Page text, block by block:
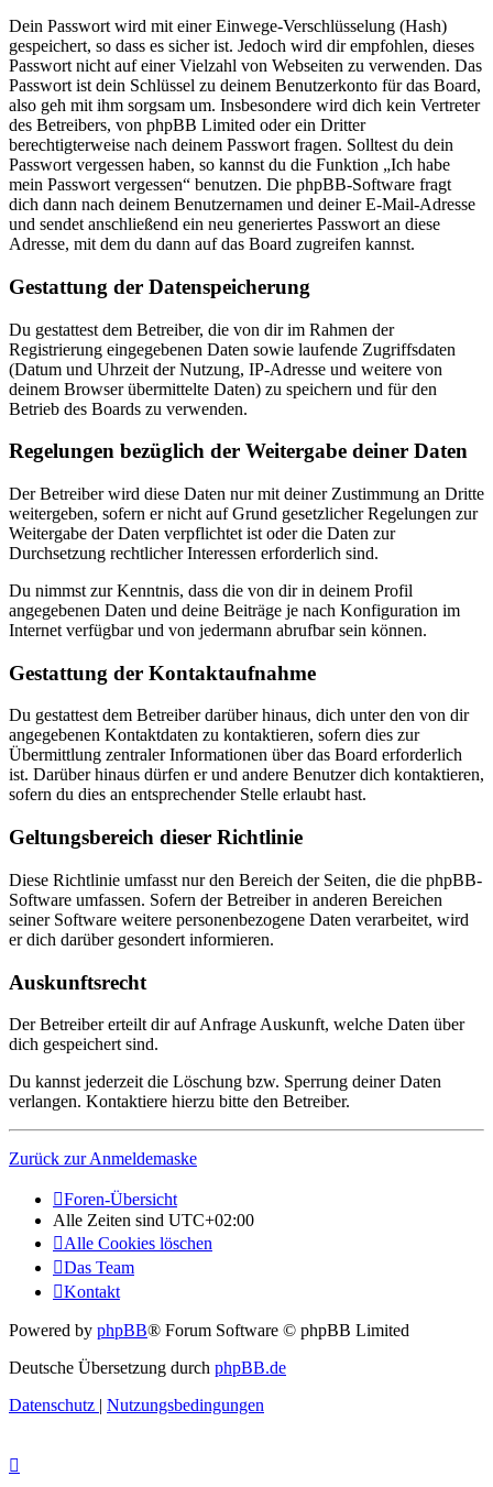
Dein Passwort wird mit einer Einwege-Verschlüsselung (Hash)
gespeichert, so dass es sicher ist. Jedoch wird dir empfohlen, dieses
Passwort nicht auf einer Vielzahl von Webseiten zu verwenden. Das
Passwort ist dein Schlüssel zu deinem Benutzerkonto für das Board,
also geh mit ihm sorgsam um. Insbesondere wird dich kein Vertreter
des Betreibers, von phpBB Limited oder ein Dritter
berechtigterweise nach deinem Passwort fragen. Solltest du dein
Passwort vergessen haben, so kannst du die Funktion „Ich habe
mein Passwort vergessen“ benutzen. Die phpBB-Software fragt
dich dann nach deinem Benutzernamen und deiner E-Mail-Adresse
und sendet anschließend ein neu generiertes Passwort an diese
Adresse, mit dem du dann auf das Board zugreifen kannst.
Gestattung der Datenspeicherung
Du gestattest dem Betreiber, die von dir im Rahmen der
Registrierung eingegebenen Daten sowie laufende Zugriffsdaten
(Datum und Uhrzeit der Nutzung, IP-Adresse und weitere von
deinem Browser übermittelte Daten) zu speichern und für den
Betrieb des Boards zu verwenden.
Regelungen bezüglich der Weitergabe deiner Daten
Der Betreiber wird diese Daten nur mit deiner Zustimmung an Dritte
weitergeben, sofern er nicht auf Grund gesetzlicher Regelungen zur
Weitergabe der Daten verpflichtet ist oder die Daten zur
Durchsetzung rechtlicher Interessen erforderlich sind.
Du nimmst zur Kenntnis, dass die von dir in deinem Profil
angegebenen Daten und deine Beiträge je nach Konfiguration im
Internet verfügbar und von jedermann abrufbar sein können.
Gestattung der Kontaktaufnahme
Du gestattest dem Betreiber darüber hinaus, dich unter den von dir
angegebenen Kontaktdaten zu kontaktieren, sofern dies zur
Übermittlung zentraler Informationen über das Board erforderlich
ist. Darüber hinaus dürfen er und andere Benutzer dich kontaktieren,
sofern du dies an entsprechender Stelle erlaubt hast.
Geltungsbereich dieser Richtlinie
Diese Richtlinie umfasst nur den Bereich der Seiten, die die phpBB-
Software umfassen. Sofern der Betreiber in anderen Bereichen
seiner Software weitere personenbezogene Daten verarbeitet, wird
er dich darüber gesondert informieren.
Auskunftsrecht
Der Betreiber erteilt dir auf Anfrage Auskunft, welche Daten über
dich gespeichert sind.
Du kannst jederzeit die Löschung bzw. Sperrung deiner Daten
verlangen. Kontaktiere hierzu bitte den Betreiber.
Zurück zur Anmeldemaske
Foren-Übersicht
Alle Zeiten sind UTC+02:00
Alle Cookies löschen
Das Team
Kontakt
Powered by phpBB® Forum Software © phpBB Limited
Deutsche Übersetzung durch phpBB.de
Datenschutz | Nutzungsbedingungen